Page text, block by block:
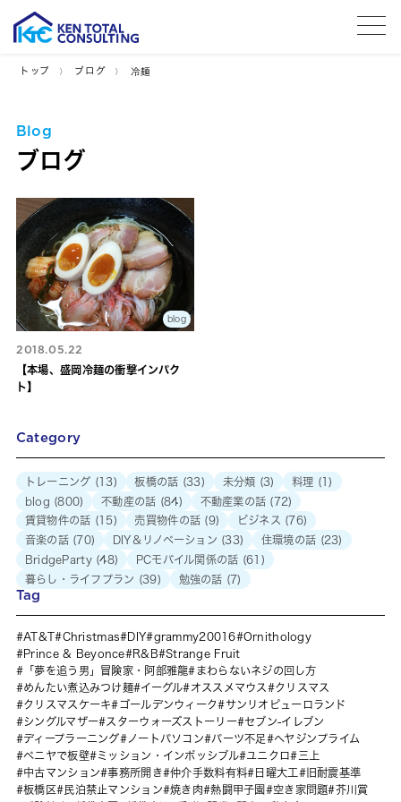
トップ ブログ 冷麺
Blog
ブログ
blog
2018.05.22
【本場、盛岡冷麺の衝撃インパク
ト】
Category
トレーニング (13) 板橋の話 (33) 未分類 (3) 料理 (1)
blog (800) 不動産の話 (84) 不動産業の話 (72)
賃貸物件の話 (15) 売買物件の話 (9) ビジネス (76)
音楽の話(70) DIY＆リノベーション (33) 住環境の話 (23)
BridgeParty(48) PCモバイル関係の話 (61)
暮らし・ライフプラン (39) 勉強の話 (7)
Tag
AT&T Christmas DIY grammy20016
Ornithology
Prince & Beyonce
R&B
Strange Fruit
「夢を追う男」冒険家・阿部雅龍
まわらないネジの回し方
めんたい煮込みつけ麺
イーグル オススメマウス
クリスマス
クリスマスケーキ
ゴールデンウィーク
サンリオピューロランド
シングルマザー
スターウォーズストーリー
セブン-イレブン
ディープラーニング
ノートパソコン パーツ不足
ヘヤジンプライム
ベニヤで板壁
ミッション・インポッシブル ユニクロ
三上
中古マンション
事務所開き 仲介手数料有料 日曜大工
旧耐震基準
板橋区
民泊禁止マンション 焼き肉 熱闘甲子園 空き家問題
芥川賞